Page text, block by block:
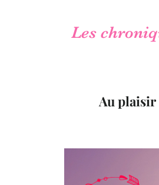
Les
Au plaisir